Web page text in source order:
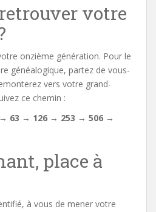
votre
onzième génération. Pour le
généalogique, partez de vous-
vers votre grand-
ce chemin :
63 → 126 → 253 → 506 →
place à
à vous de mener votre